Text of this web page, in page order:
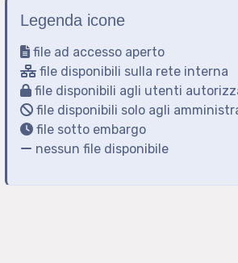
Legenda icone
file ad accesso aperto
file disponibili sulla rete interna
file disponibili agli utenti
file disponibili solo agli
file sotto embargo
nessun file disponibile